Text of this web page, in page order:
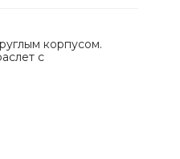
корпусом.
с